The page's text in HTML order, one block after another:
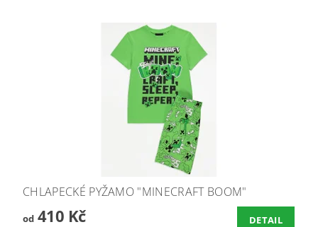
CHLAPECKÉ PYŽAMO "MINECRAFT BOOM"
od410 Kč DETAIL